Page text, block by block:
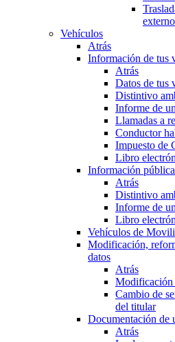
Vehículos
Atrás
Información de tus
Atrás
Datos de tus
Distintivo
Informe de
Llamadas a
Conductor
Impuesto de
Libro
Información
Atrás
Distintivo
Informe de
Libro
Vehículos de
Modificación,
datos
Atrás
Modificación
Cambio de
del titular
Documentación de
Atrás